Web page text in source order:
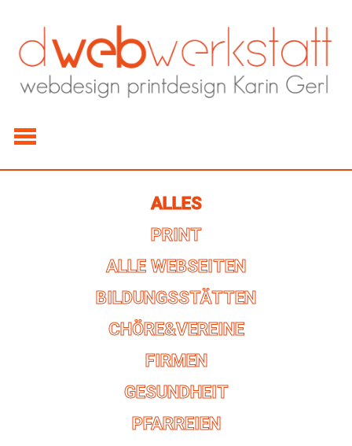
ALLES
PRINT
ALLE WEBSEITEN
BILDUNGSSTÄTTEN
CHÖRE&VEREINE
FIRMEN
GESUNDHEIT
PFARREIEN